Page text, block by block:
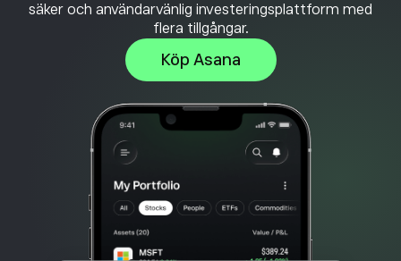
säker och användarvänlig investeringsplattform med
flera tillgångar.
Köp Asana